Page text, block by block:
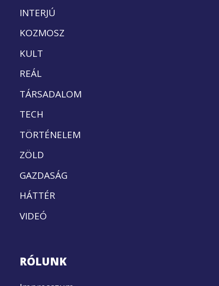
INTERJÚ
KOZMOSZ
KULT
REÁL
TÁRSADALOM
TECH
TÖRTÉNELEM
ZÖLD
GAZDASÁG
HÁTTÉR
VIDEÓ
RÓLUNK